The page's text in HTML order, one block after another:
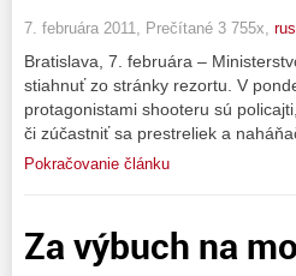
7. februára 2011, Prečítané 3 755x,
Bratislava, 7. februára –
stiahnuť zo stránky rezortu. V
protagonistami shooteru sú
či zúčastniť sa prestreliek a
Pokračovanie článku
Za výbuch na